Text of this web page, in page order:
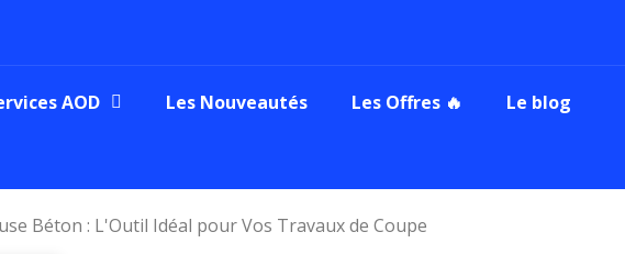
AOD Les Nouveautés Les Offres 🔥 Le blog
Béton : L'Outil Idéal pour Vos Travaux de Coupe